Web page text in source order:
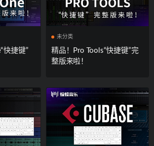
快捷键”
未分类
精品！Pro Tools“快捷键”完
整版来啦！